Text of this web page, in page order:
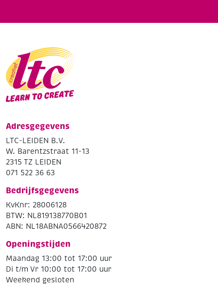
Adresgegevens
LTC-LEIDEN B.V.
W. Barentzstraat 11-13
2315 TZ LEIDEN
071 522 36 63
Bedrijfsgegevens
KvKnr: 28006128
BTW: NL819138770B01
ABN: NL18ABNA0566420872
Openingstijden
Maandag 13:00 tot 17:00 uur
Di t/m Vr 10:00 tot 17:00 uur
Weekend gesloten